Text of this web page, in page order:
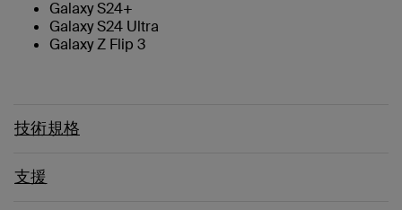
Galaxy S24+
Galaxy S24 Ultra
Galaxy Z Flip 3
技術規格
支援